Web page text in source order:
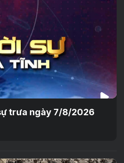
trưa ngày 7/8/2026